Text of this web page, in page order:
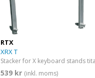
RTX
XRX T
539 kr (inkl. moms)